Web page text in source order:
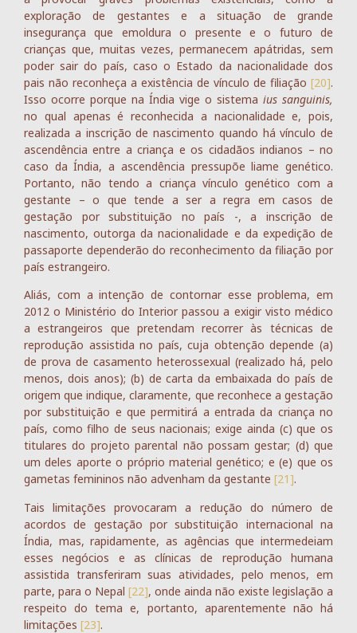
exploração de gestantes e a situação de grande
insegurança que emoldura o presente e o futuro de
crianças que, muitas vezes, permanecem apátridas, sem
poder sair do país, caso o Estado da nacionalidade dos
pais não reconheça a existência de vínculo de filiação [20].
Isso ocorre porque na Índia vige o sistema ius sanguinis,
no qual apenas é reconhecida a nacionalidade e, pois,
realizada a inscrição de nascimento quando há vínculo de
ascendência entre a criança e os cidadãos indianos – no
caso da Índia, a ascendência pressupõe liame genético.
Portanto, não tendo a criança vínculo genético com a
gestante – o que tende a ser a regra em casos de
gestação por substituição no país -, a inscrição de
nascimento, outorga da nacionalidade e da expedição de
passaporte dependerão do reconhecimento da filiação por
país estrangeiro.
Aliás, com a intenção de contornar esse problema, em
2012 o Ministério do Interior passou a exigir visto médico
a estrangeiros que pretendam recorrer às técnicas de
reprodução assistida no país, cuja obtenção depende (a)
de prova de casamento heterossexual (realizado há, pelo
menos, dois anos); (b) de carta da embaixada do país de
origem que indique, claramente, que reconhece a gestação
por substituição e que permitirá a entrada da criança no
país, como filho de seus nacionais; exige ainda (c) que os
titulares do projeto parental não possam gestar; (d) que
um deles aporte o próprio material genético; e (e) que os
gametas femininos não advenham da gestante [21].
Tais limitações provocaram a redução do número de
acordos de gestação por substituição internacional na
Índia, mas, rapidamente, as agências que intermedeiam
esses negócios e as clínicas de reprodução humana
assistida transferiram suas atividades, pelo menos, em
parte, para o Nepal [22], onde ainda não existe legislação a
respeito do tema e, portanto, aparentemente não há
limitações [23].